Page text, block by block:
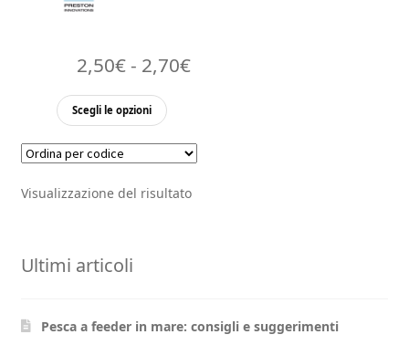
2,50€- 2,70€Fascia
da
2,50€
Scegli le opzioni
Questo
ha
varianti.
nella
Visualizzazione del risultato
Ultimi articoli
Pesca a feeder in mare: consigli e suggerimenti